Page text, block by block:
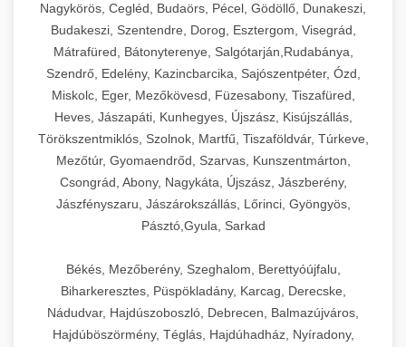
Nagykörös, Cegléd, Budaörs, Pécel, Gödöllő, Dunakeszi,
Budakeszi, Szentendre, Dorog, Esztergom, Visegrád,
Mátrafüred, Bátonyterenye, Salgótarján,Rudabánya,
Szendrő, Edelény, Kazincbarcika, Sajószentpéter, Ózd,
Miskolc, Eger, Mezőkövesd, Füzesabony, Tiszafüred,
Heves, Jászapáti, Kunhegyes, Újszász, Kisújszállás,
Törökszentmiklós, Szolnok, Martfű, Tiszaföldvár, Túrkeve,
Mezőtúr, Gyomaendrőd, Szarvas, Kunszentmárton,
Csongrád, Abony, Nagykáta, Újszász, Jászberény,
Jászfényszaru, Jászárokszállás, Lőrinci, Gyöngyös,
Pásztó,Gyula, Sarkad
Békés, Mezőberény, Szeghalom, Berettyóújfalu,
Biharkeresztes, Püspökladány, Karcag, Derecske,
Nádudvar, Hajdúszoboszló, Debrecen, Balmazújváros,
Hajdúböszörmény, Téglás, Hajdúhadház, Nyíradony,